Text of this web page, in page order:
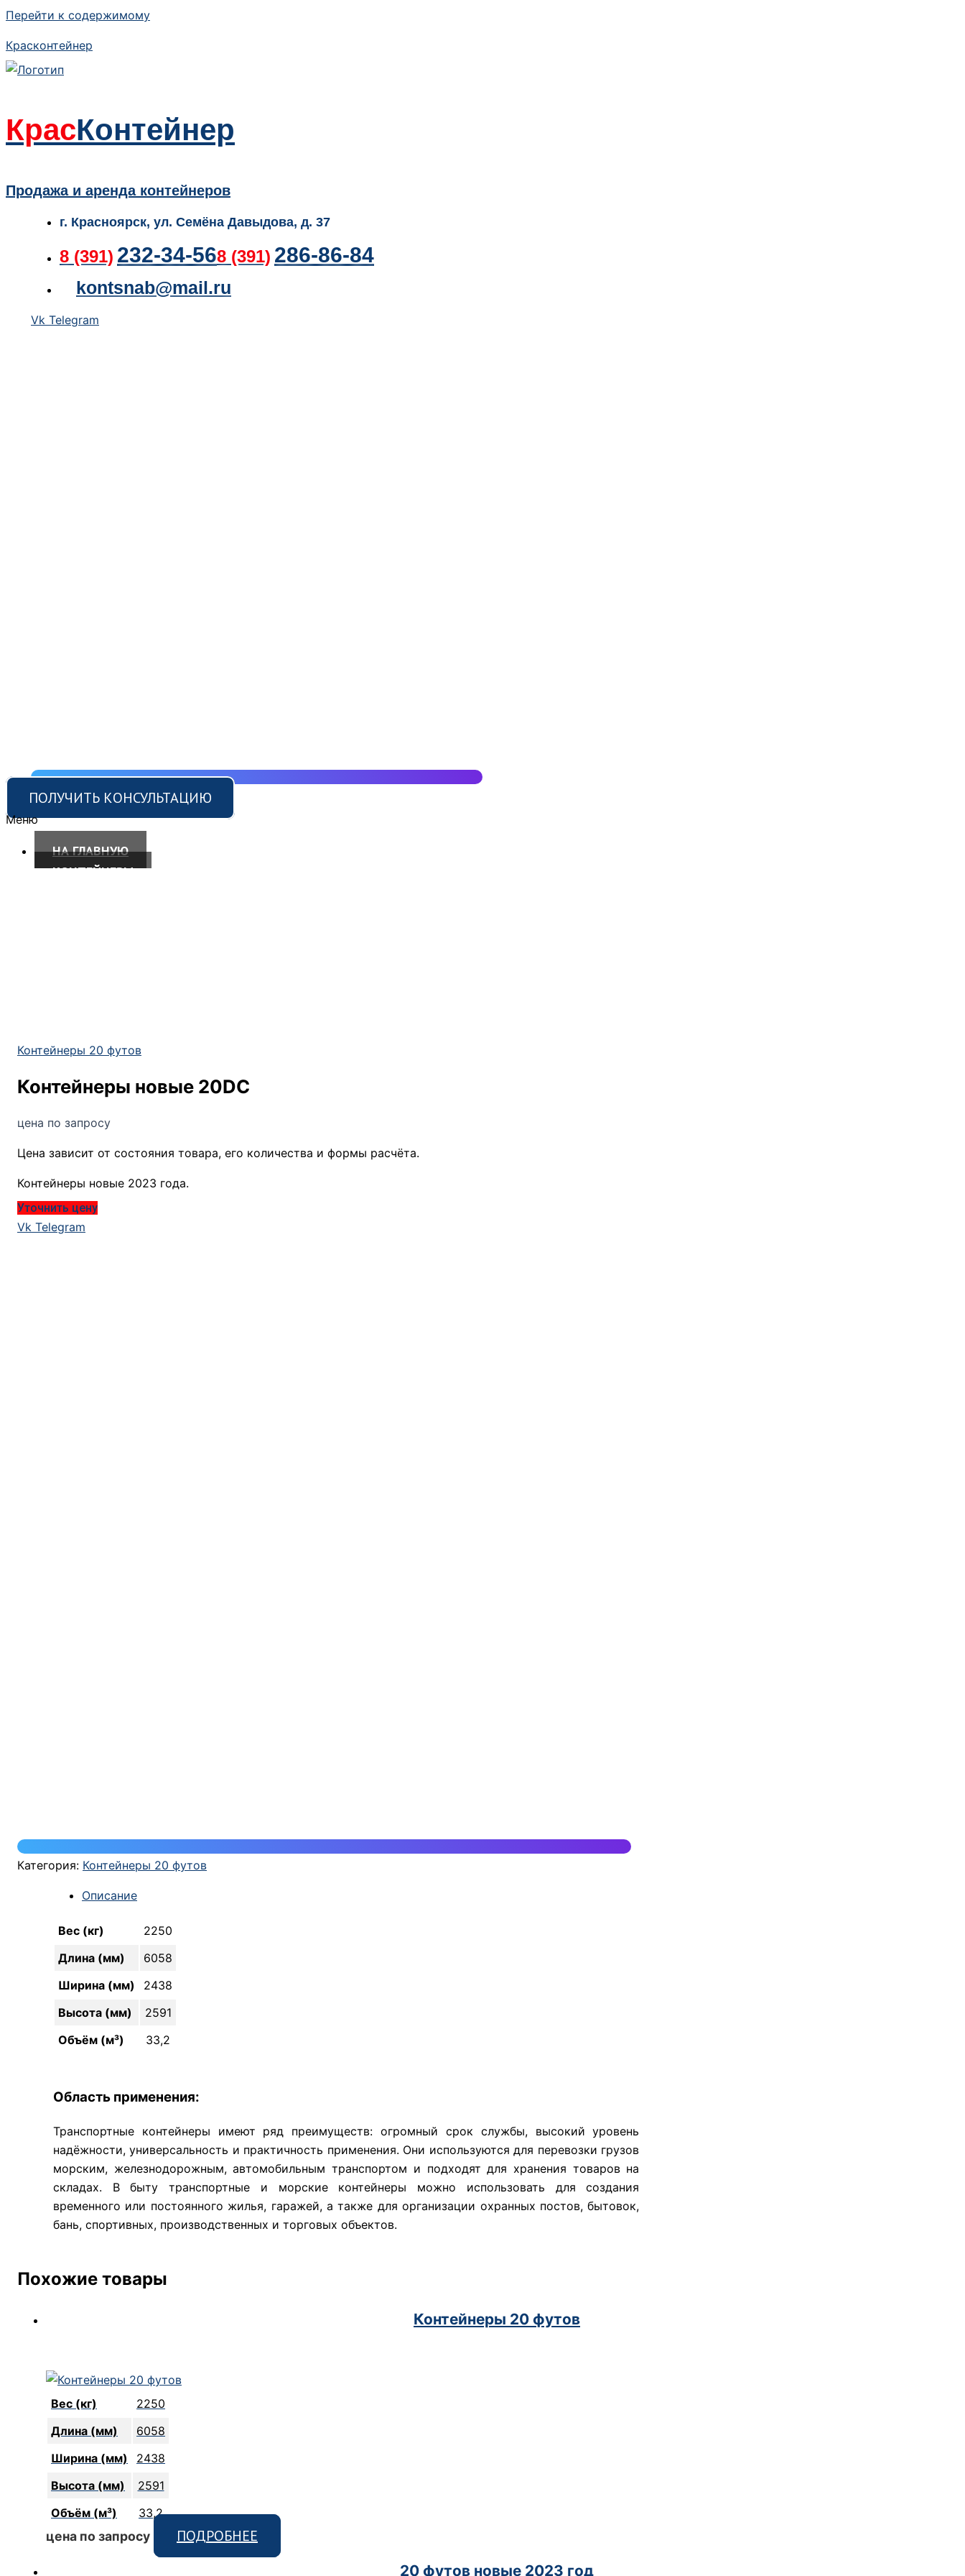
Перейти к содержимому
Красконтейнер
КрасКонтейнер
Продажа и аренда контейнеров
г. Красноярск, ул. Семёна Давыдова, д. 37
8 (391) 232-34-568 (391) 286-86-84
kontsnab@mail.ru
Vk Telegram
ПОЛУЧИТЬ КОНСУЛЬТАЦИЮ
Меню
НА ГЛАВНУЮ
КОНТЕЙНЕРЫ
ГАЛЕРЕЯ
Контейнеры 20 футов
Контейнеры новые 20DC
цена по запросу
Цена зависит от состояния товара, его количества и формы расчёта.
Контейнеры новые 2023 года.
Уточнить цену
Vk Telegram
Категория: Контейнеры 20 футов
Описание
Вес (кг)
2250
Длина (мм)
6058
Ширина (мм)
2438
Высота (мм)
2591
Объём (м³)
33,2
Область применения:
Транспортные контейнеры имеют ряд преимуществ: огромный срок службы, высокий уровень
надёжности, универсальность и практичность применения. Они используются для перевозки грузов
морским, железнодорожным, автомобильным транспортом и подходят для хранения товаров на
складах. В быту транспортные и морские контейнеры можно использовать для создания
временного или постоянного жилья, гаражей, а также для организации охранных постов, бытовок,
бань, спортивных, производственных и торговых объектов.
Похожие товары
Контейнеры 20 футов
Вес (кг)
2250
Длина (мм)
6058
Ширина (мм)
2438
Высота (мм)
2591
Объём (м³)
33,2
цена по запросу ПОДРОБНЕЕ
20 футов новые 2023 год